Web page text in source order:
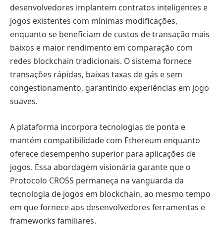
desenvolvedores implantem contratos inteligentes e
jogos existentes com mínimas modificações,
enquanto se beneficiam de custos de transação mais
baixos e maior rendimento em comparação com
redes blockchain tradicionais. O sistema fornece
transações rápidas, baixas taxas de gás e sem
congestionamento, garantindo experiências em jogo
suaves.
A plataforma incorpora tecnologias de ponta e
mantém compatibilidade com Ethereum enquanto
oferece desempenho superior para aplicações de
jogos. Essa abordagem visionária garante que o
Protocolo CROSS permaneça na vanguarda da
tecnologia de jogos em blockchain, ao mesmo tempo
em que fornece aos desenvolvedores ferramentas e
frameworks familiares.